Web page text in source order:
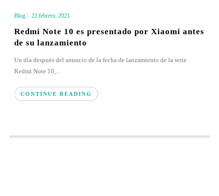
Blog| 22 febrero, 2021
Redmi Note 10 es presentado por Xiaomi antes
de su lanzamiento
Un día después del anuncio de la fecha de lanzamiento de la serie
Redmi Note 10,...
CONTINUE READING